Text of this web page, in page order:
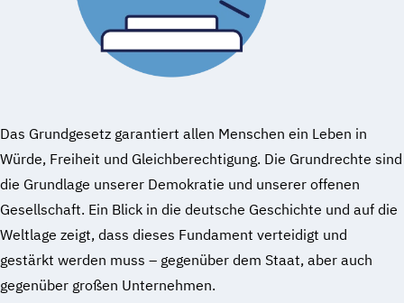
Das Grundgesetz garantiert allen Menschen ein Leben in
Würde, Freiheit und Gleichberechtigung. Die Grundrechte sind
die Grundlage unserer Demokratie und unserer offenen
Gesellschaft. Ein Blick in die deutsche Geschichte und auf die
Weltlage zeigt, dass dieses Fundament verteidigt und
gestärkt werden muss – gegenüber dem Staat, aber auch
gegenüber großen Unternehmen.